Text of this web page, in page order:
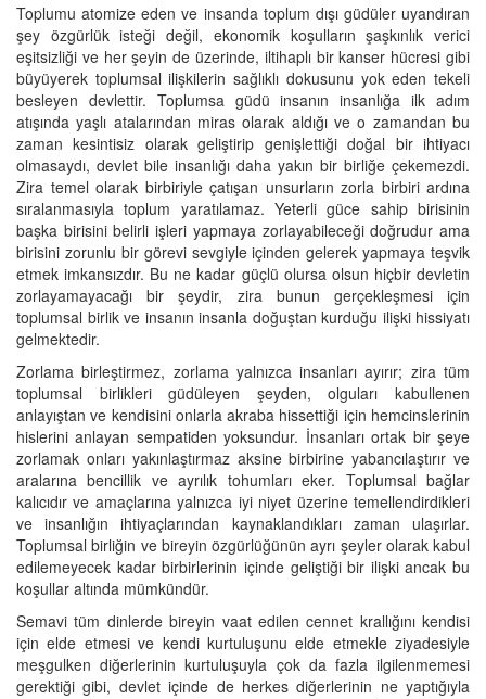
Toplumu atomize eden ve insanda toplum dışı güdüler uyandıran
şey özgürlük isteği değil, ekonomik koşulların şaşkınlık verici
eşitsizliği ve her şeyin de üzerinde, iltihaplı bir kanser hücresi gibi
büyüyerek toplumsal ilişkilerin sağlıklı dokusunu yok eden tekeli
besleyen devlettir. Toplumsa güdü insanın insanlığa ilk adım
atışında yaşlı atalarından miras olarak aldığı ve o zamandan bu
zaman kesintisiz olarak geliştirip genişlettiği doğal bir ihtiyacı
olmasaydı, devlet bile insanlığı daha yakın bir birliğe çekemezdi.
Zira temel olarak birbiriyle çatışan unsurların zorla birbiri ardına
sıralanmasıyla toplum yaratılamaz. Yeterli güce sahip birisinin
başka birisini belirli işleri yapmaya zorlayabileceği doğrudur ama
birisini zorunlu bir görevi sevgiyle içinden gelerek yapmaya teşvik
etmek imkansızdır. Bu ne kadar güçlü olursa olsun hiçbir devletin
zorlayamayacağı bir şeydir, zira bunun gerçekleşmesi için
toplumsal birlik ve insanın insanla doğuştan kurduğu ilişki hissiyatı
gelmektedir.
Zorlama birleştirmez, zorlama yalnızca insanları ayırır; zira tüm
toplumsal birlikleri güdüleyen şeyden, olguları kabullenen
anlayıştan ve kendisini onlarla akraba hissettiği için hemcinslerinin
hislerini anlayan sempatiden yoksundur. İnsanları ortak bir şeye
zorlamak onları yakınlaştırmaz aksine birbirine yabancılaştırır ve
aralarına bencillik ve ayrılık tohumları eker. Toplumsal bağlar
kalıcıdır ve amaçlarına yalnızca iyi niyet üzerine temellendirdikleri
ve insanlığın ihtiyaçlarından kaynaklandıkları zaman ulaşırlar.
Toplumsal birliğin ve bireyin özgürlüğünün ayrı şeyler olarak kabul
edilemeyecek kadar birbirlerinin içinde geliştiği bir ilişki ancak bu
koşullar altında mümkündür.
Semavi tüm dinlerde bireyin vaat edilen cennet krallığını kendisi
için elde etmesi ve kendi kurtuluşunu elde etmekle ziyadesiyle
meşgulken diğerlerinin kurtuluşuyla çok da fazla ilgilenmemesi
gerektiği gibi, devlet içinde de herkes diğerlerinin ne yaptığıyla